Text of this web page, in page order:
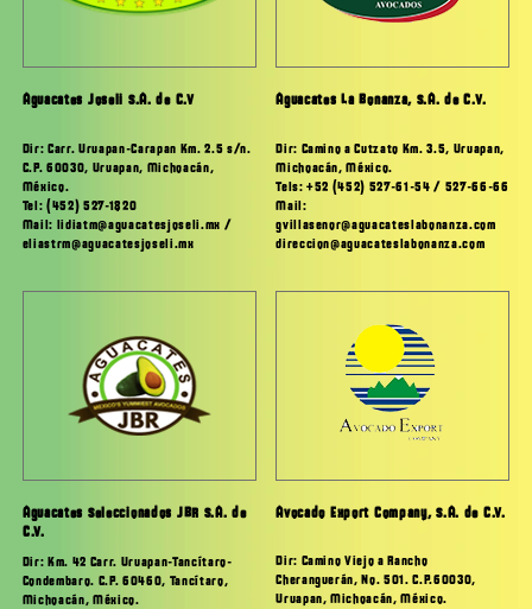
Aguacates Joseli S.A. de C.V
Dir: Carr. Uruapan-Carapan Km. 2.5 s/n.
C.P. 60030, Uruapan, Michoacán,
México.
Tel: (452) 527-1820
Mail: lidiatm@aguacatesjoseli.mx /
eliastrm@aguacatesjoseli.mx
Aguacates La Bonanza, S.A. de C.V.
Dir: Camino a Cutzato Km. 3.5, Uruapan,
Michoacán, México.
Tels: +52 (452) 527-61-54 / 527-66-66
Mail:
gvillasenor@aguacateslabonanza.com
direccion@aguacateslabonanza.com
Aguacates Seleccionados JBR S.A. de
C.V.
Dir: Km. 42 Carr. Uruapan-Tancítaro-
Condembaro. C.P. 60460, Tancítaro,
Michoacán, México.
Avocado Export Company, S.A. de C.V.
Dir: Camino Viejo a Rancho
Cheranguerán, No. 501. C.P.60030,
Uruapan, Michoacán, México.